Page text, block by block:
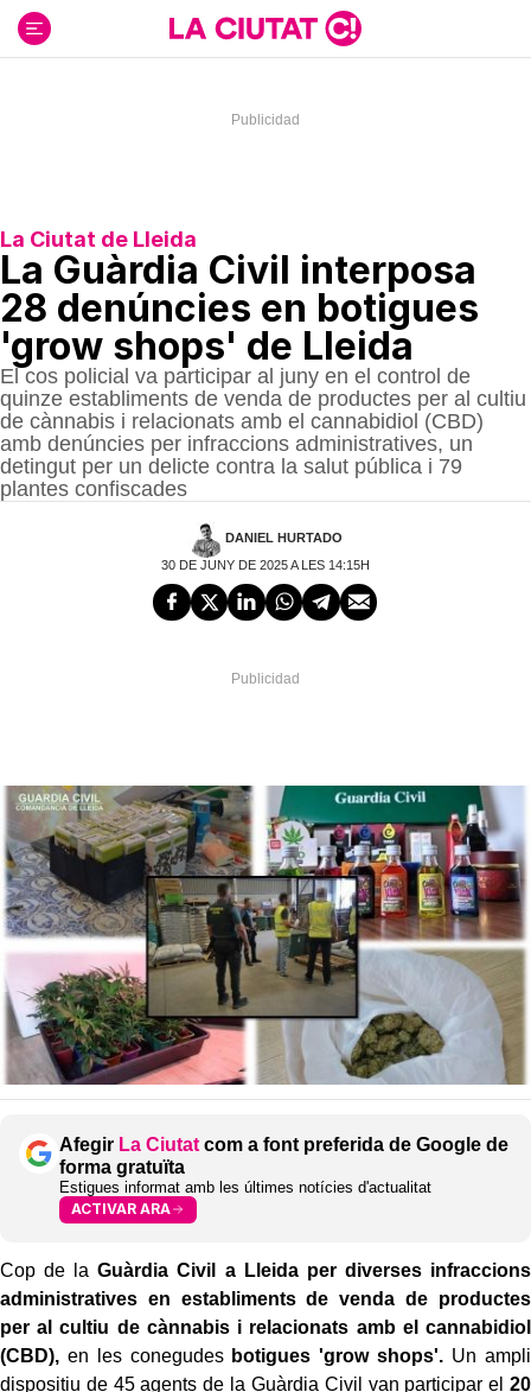
contenido
La Ciutat de Lleida
La Guàrdia Civil interposa
28 denúncies en botigues
'grow shops' de Lleida
El cos policial va participar al juny en el control de
quinze establiments de venda de productes per al cultiu
de cànnabis i relacionats amb el cannabidiol (CBD)
amb denúncies per infraccions administratives, un
detingut per un delicte contra la salut pública i 79
plantes confiscades
DANIEL HURTADO
30 DE JUNY DE 2025 A LES 14:15H
Afegir La Ciutat com a font preferida de Google de
forma gratuïta
Estigues informat amb les últimes notícies d'actualitat
ACTIVAR ARA
Cop de laGuàrdia Civil a Lleida per diverses infraccions
administratives en establiments de venda de productes
per al cultiu de cànnabis i relacionats amb el cannabidiol
(CBD), en les conegudesbotigues 'grow shops'. Un ampli
dispositiu de 45 agents de la Guàrdia Civil van participar el 20